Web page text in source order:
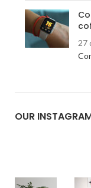
27
OUR